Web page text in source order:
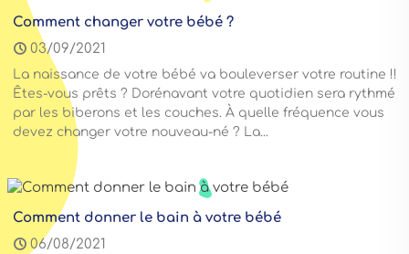
Comment changer votre bébé ?
03/09/2021
La naissance de votre bébé va bouleverser votre routine !!
Êtes-vous prêts ? Dorénavant votre quotidien sera rythmé
par les biberons et les couches. À quelle fréquence vous
devez changer votre nouveau-né ? La...
Comment donner le bain à votre bébé
06/08/2021